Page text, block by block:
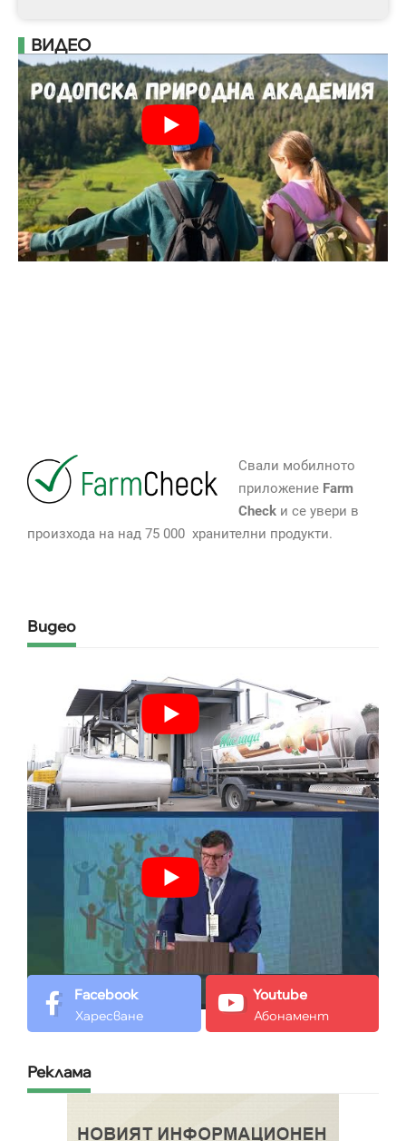
ВИДЕО
Свали мобилното
приложение Farm
Checkи се увери в
произхода на над 75 000 хранителни продукти.
Видео
Facebook
Харесване
Youtube
Абонамент
Реклама